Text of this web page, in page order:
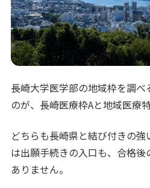
長崎大学医学部の地域枠を調
のが、長崎医療枠Aと地域医療
どちらも長崎県と結び付きの
は出願手続きの入口も、合格
ありません。